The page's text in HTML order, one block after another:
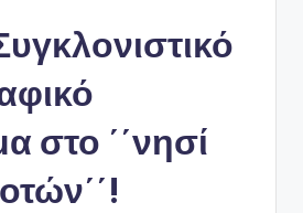
στο ΄΄νησί